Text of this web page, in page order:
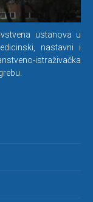
ustanova u
nastavni i
istraživačka